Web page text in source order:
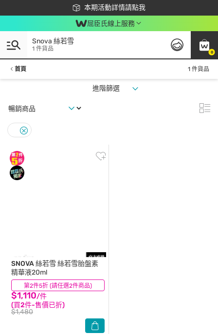
本期活動詳情請點我
下載app最高回饋$350
屈臣氏線上服務
0
Snova 絲若雪
1 件貨品
首頁 1 件貨品
進階篩選
第2件5折 (請任選2件商品)
SNOVA 絲若雪 絲若雪胎盤素
精華液20ml
$1,110/件
(買2件-售價已折)
$1,480
(14)